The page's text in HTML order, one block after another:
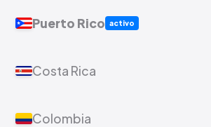
Puerto Rico activo
Costa Rica
Colombia